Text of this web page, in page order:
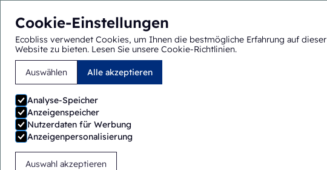
Cookie-Einstellungen
Ecobliss verwendet Cookies, um Ihnen die bestmögliche Erfahrung auf dieser
Website zu bieten. Lesen Sie unsere Cookie-Richtlinien.
Auswählen Alle akzeptieren
Analyse-Speicher
Anzeigenspeicher
Nutzerdaten für Werbung
Anzeigenpersonalisierung
Auswahl akzeptieren
Sie sind hier: Startseite